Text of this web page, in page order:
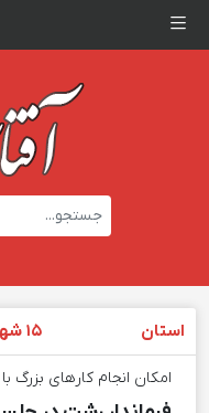
استان ۱۵ شهریور ۱۴۰۱ - ۴ سال پیش
امکان انجام کارهای بزرگ